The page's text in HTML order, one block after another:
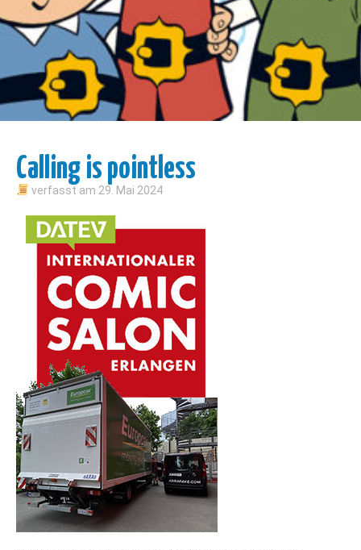
Calling is pointless
verfasst am 29. Mai 2024